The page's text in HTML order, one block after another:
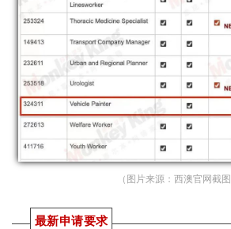
（图片来源：西澳官网截图
最新申请要求